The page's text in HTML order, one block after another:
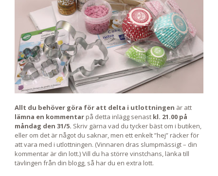
Allt du behöver göra för att delta i utlottningen är att
lämna en kommentar på detta inlägg senast kl. 21.00 på
måndag den 31/5. Skriv gärna vad du tycker bäst om i butiken,
eller om det är något du saknar, men ett enkelt ”hej” räcker för
att vara med i utlottningen. (Vinnaren dras slumpmässigt – din
kommentar är din lott.) Vill du ha större vinstchans, länka till
tävlingen från din blogg, så har du en extra lott.